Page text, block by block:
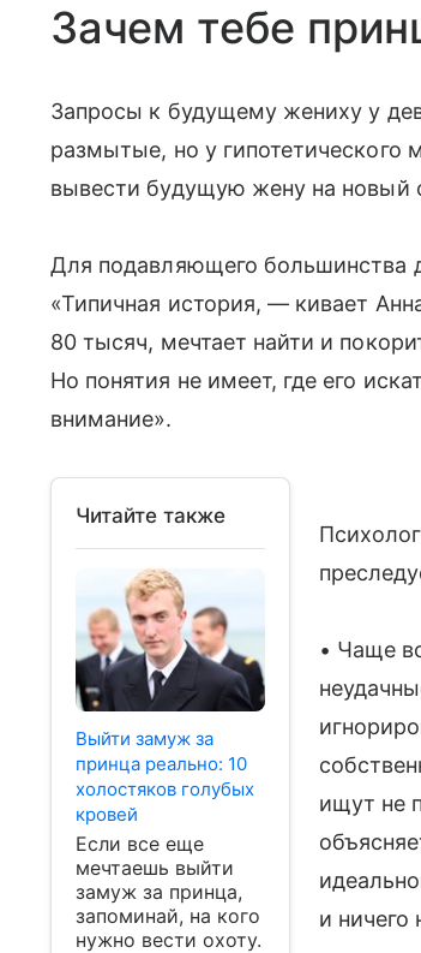
Зачем тебе
Запросы к будущему жениху у
размытые, но у гипотетического
вывести будущую жену на новый
Для подавляющего большинства
«Типичная история, — кивает
80 тысяч, мечтает найти и
Но понятия не имеет, где его
внимание».
Читайте также
Выйти замуж за
принца реально: 10
холостяков голубых
кровей
Если все еще
мечтаешь выйти
замуж за принца,
запоминай, на кого
нужно вести охоту.
• Чаще
ищут не
и